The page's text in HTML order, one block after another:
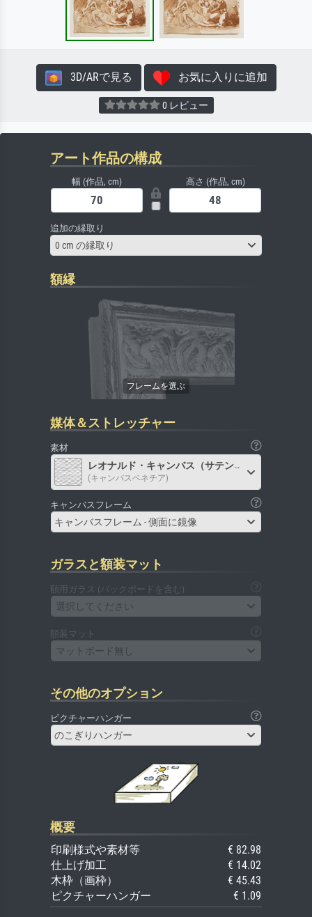
3D/ARで見る お気に入りに追加
0 レビュー
アート作品の構成
幅 (作品, cm) 高さ (作品, cm)
追加の縁取り
0 cm の縁取り
額縁
媒体＆ストレッチャー
素材
レオナルド・キャンバス（サテン）
(キャンバスベネチア)
キャンバスフレーム
キャンバスフレーム - 側面に鏡像
ガラスと額装マット
額用ガラス (バックボードを含む)
選択してください
額装マット
マットボード無し
その他のオプション
ピクチャーハンガー
のこぎりハンガー
概要
印刷様式や素材等
€ 82.98
仕上げ加工
€ 14.02
木枠（画枠）
€ 45.43
ピクチャーハンガー
€ 1.09